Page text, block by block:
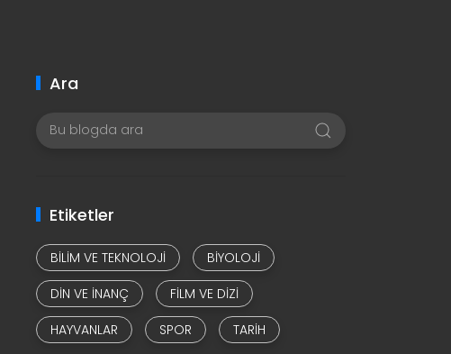
Ara
Etiketler
BILIM VE TEKNOLOJI
BIYOLOJI
DIN VE INANÇ
FILM VE DIZI
HAYVANLAR
SPOR TARIH